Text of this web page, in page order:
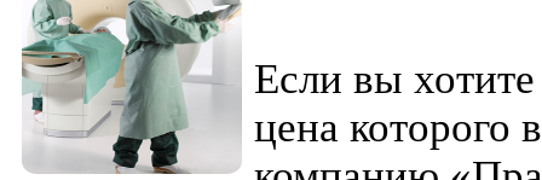
Если вы
цена которого